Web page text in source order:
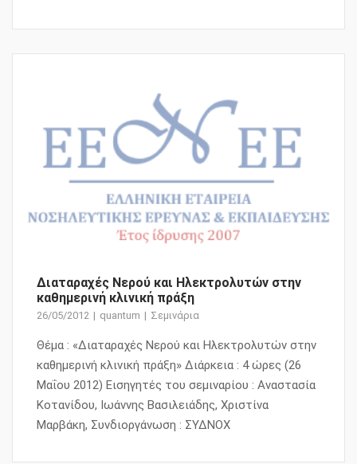
Διαταραχές Νερού και Ηλεκτρολυτών στην
καθημερινή κλινική πράξη
26/05/2012 quantum Σεμινάρια
Θέμα : «Διαταραχές Νερού και Ηλεκτρολυτών στην
καθημερινή κλινική πράξη» Διάρκεια : 4 ώρες (26
Μαΐου 2012) Εισηγητές του σεμιναρίου : Αναστασία
Κοτανίδου, Ιωάννης Βασιλειάδης, Χριστίνα
Μαρβάκη, Συνδιοργάνωση : ΣΥΔΝΟΧ